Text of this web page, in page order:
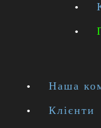
Наша
Клієнти